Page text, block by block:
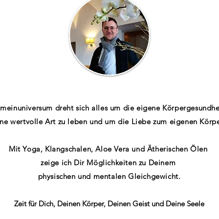
dreht sich alles um die eigene
wertvolle Art zu leben und um die Liebe zum eigenen
Mit Yoga, Klangschalen, Aloe Vera und Ätherischen Ölen
zeige ich Dir Möglichkeiten zu Deinem
physischen und mentalen Gleichgewicht.
Zeit für Dich, Deinen Körper, Deinen Geist und Deine Seele​